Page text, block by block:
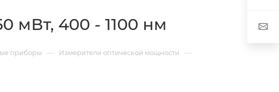
мВт, 400 - 1100 нм
приборы — Измерители оптической мощности —